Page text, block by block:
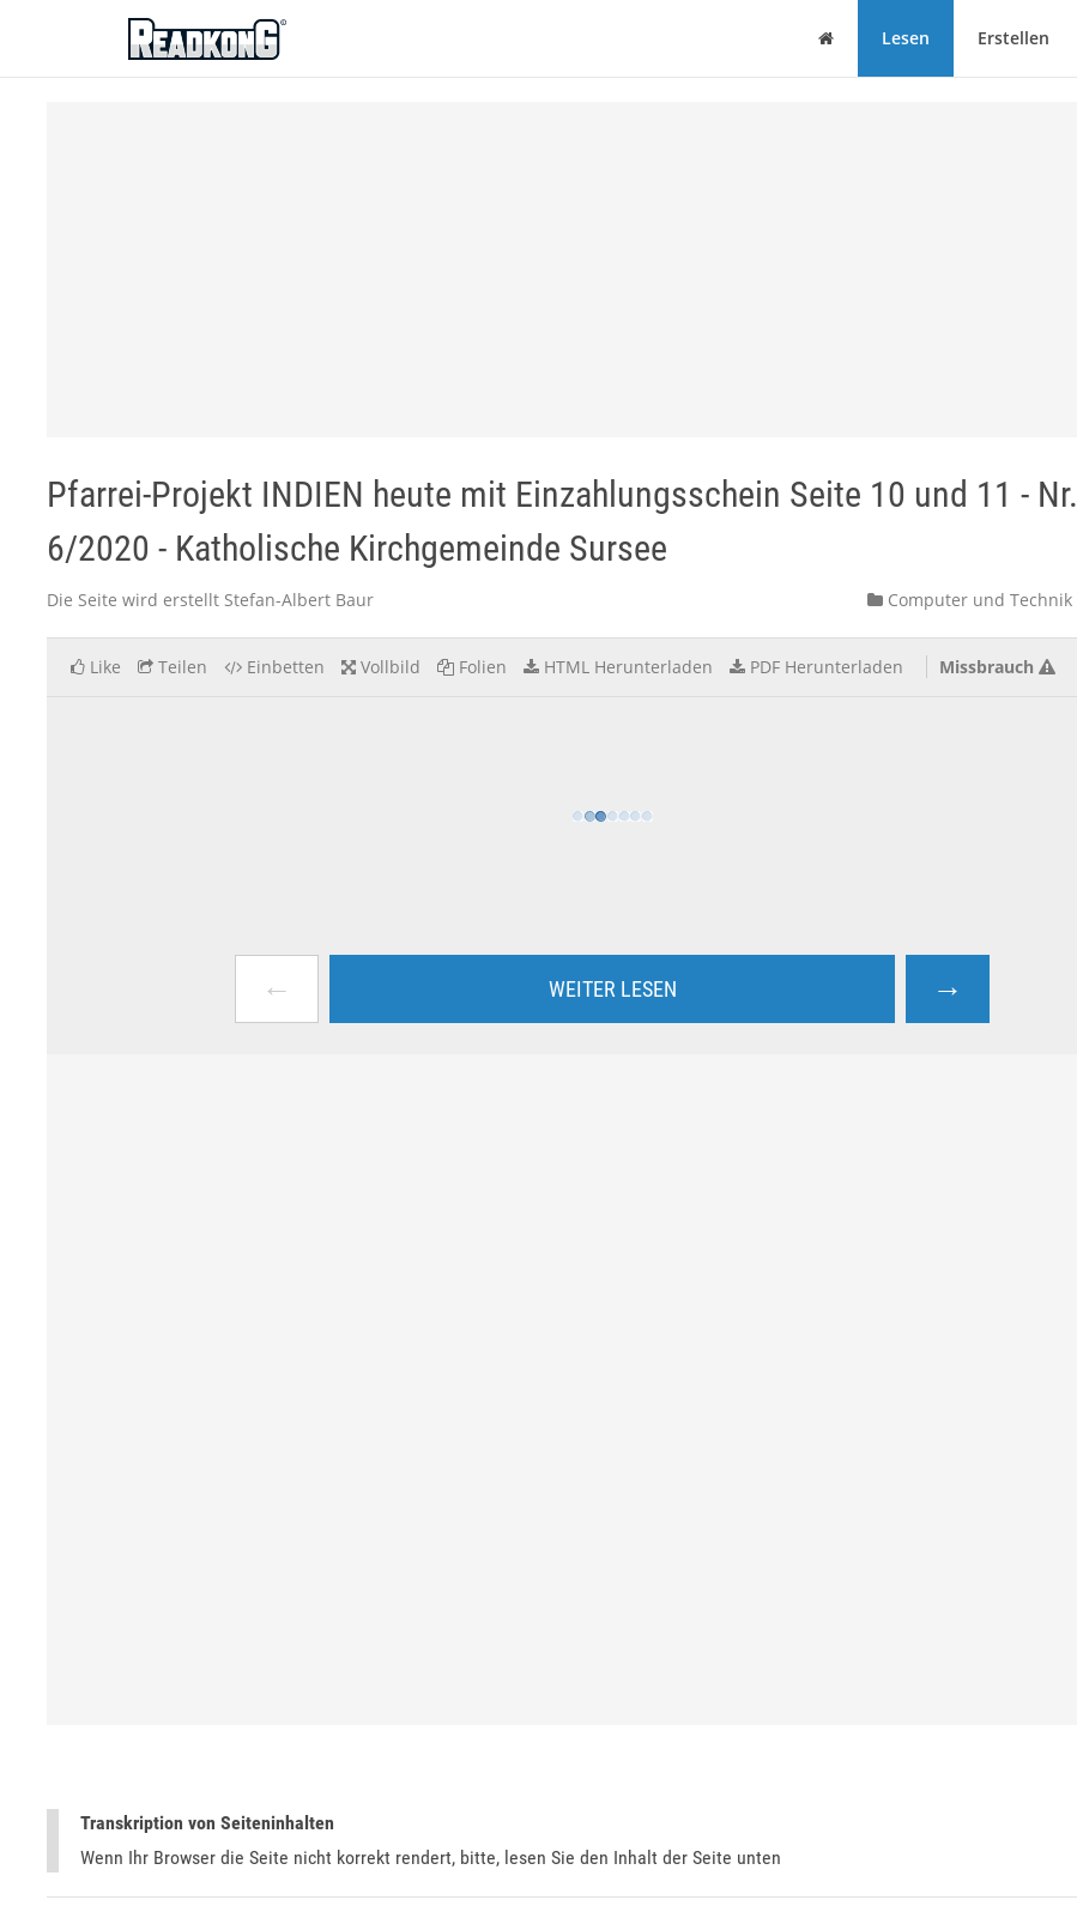
ReadkonG
Haus Lesen Erstellen
Pfarrei-Projekt INDIEN heute mit Einzahlungsschein Seite 10 und 11 - Nr.
6/2020 - Katholische Kirchgemeinde Sursee
Die Seite wird erstellt Stefan-Albert Baur Computer und Technik
Like Teilen Einbetten Vollbild Folien HTML Herunterladen PDF Herunterladen Missbrauch
← WEITER LESEN →
Transkription von Seiteninhalten
Wenn Ihr Browser die Seite nicht korrekt rendert, bitte, lesen Sie den Inhalt der Seite unten